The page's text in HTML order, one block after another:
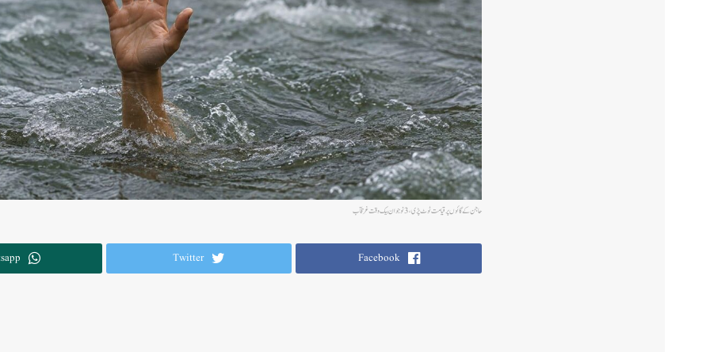
حاجن کے گائوں پر قیامت ٹوٹ پڑی،3 نوجوان بیک وقت غرقآب
Facebook
Twitter